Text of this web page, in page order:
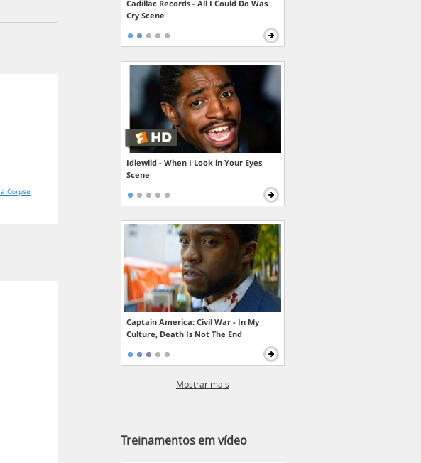
Corpse
Cadillac Records - All I Could Do Was
Cry Scene
Idlewild - When I Look in Your Eyes
Scene
Captain America: Civil War - In My
Culture, Death Is Not The End
Mostrar mais
Treinamentos em vídeo